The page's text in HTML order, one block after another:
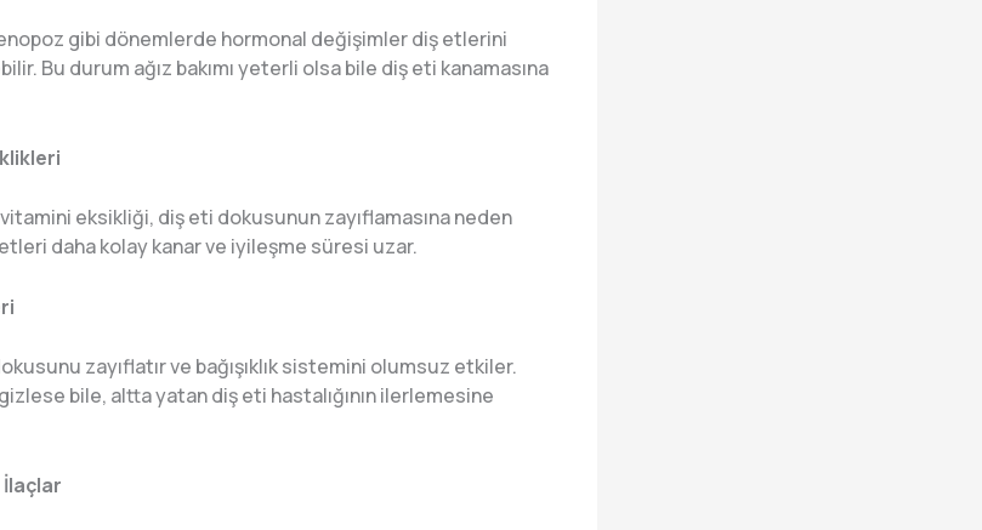
gibi dönemlerde hormonal değişimler diş etlerini
Bu durum ağız bakımı yeterli olsa bile diş eti kanamasına
eksikliği, diş eti dokusunun zayıflamasına neden
daha kolay kanar ve iyileşme süresi uzar.
zayıflatır ve bağışıklık sistemini olumsuz etkiler.
bile, altta yatan diş eti hastalığının ilerlemesine